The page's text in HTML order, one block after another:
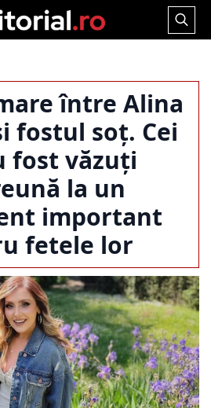
Search
între Alina
fostul soț. Cei
fost văzuți
la un
important
fetele lor